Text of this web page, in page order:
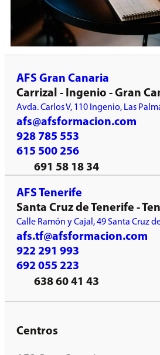
AFS Gran Canaria
Carrizal - Ingenio - Gran
Avda. Carlos V, 110 Ingenio, Las
afs@afsformacion.com
928 785 553
615 500 256
691 58 18 34
AFS Tenerife
Santa Cruz de Tenerife -
Calle Ramón y Cajal, 49 Santa Cruz
afs.tf@afsformacion.com
922 291 993
692 055 223
638 60 41 43
Centros